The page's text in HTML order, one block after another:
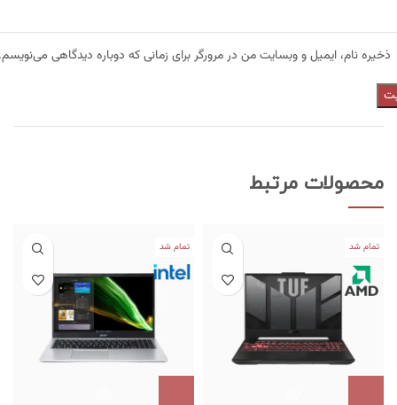
ذخیره نام، ایمیل و وبسایت من در مرورگر برای زمانی که دوباره دیدگاهی
محصولات مرتبط
تمام شد تمام شد